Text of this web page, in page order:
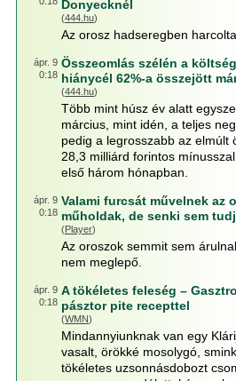
Donyecknél
(444.hu)
Az orosz hadseregben
ápr. 9
0:18
Összeomlás szélén a
hiánycél 62%-a összejött
(444.hu)
Több mint húsz év alatt
március, mint idén, a teljes
pedig a legrosszabb az elmúlt
28,3 milliárd forintos
első három hónapban.
ápr. 9
0:18
Valami furcsát művelnek az
műholdak, de senki sem
(Player)
Az oroszok semmit sem
nem meglepő.
ápr. 9
0:18
A tökéletes feleség –
pásztor pite recepttel
(WMN)
Mindannyiunknak van egy
vasalt, örökké mosolygó,
tökéletes uzsonnásdobozt